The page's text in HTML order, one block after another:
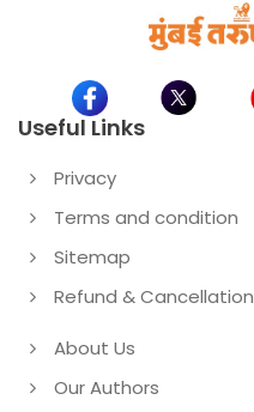
Useful Links
Privacy
Terms and condition
Sitemap
Refund & Cancellation
About Us
Our Authors